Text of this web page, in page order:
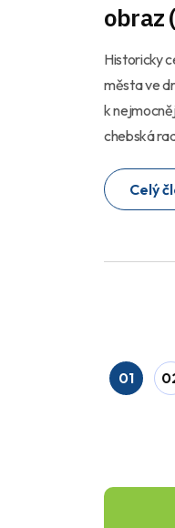
obraz
Historicky
města ve
k
chebská
Celý
01